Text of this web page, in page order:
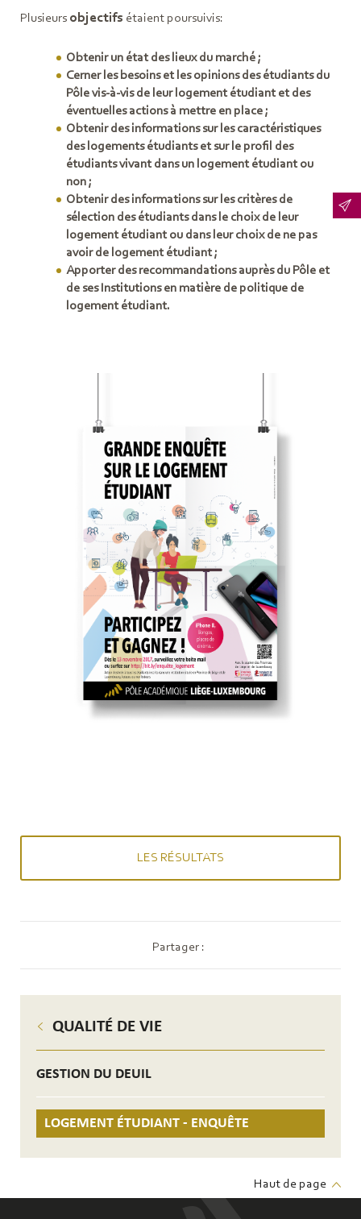
QUALITÉ DE VIE
GESTION DU DEUIL
LOGEMENT ÉTUDIANT - ENQUÊTE
Plusieurs objectifs étaient poursuivis:
Obtenir un état des lieux du marché ;
Cerner les besoins et les opinions des étudiants du
Pôle vis-à-vis de leur logement étudiantet des
éventuelles actions à mettre en place ;
Obtenir des informations sur les caractéristiques
des logements étudiants et sur le profil des
étudiants vivant dans un logement étudiant ou
non ;
Obtenir des informations sur les critères de
sélection des étudiants dans le choix de leur
logement étudiant ou dans leur choix de ne pas
avoir de logement étudiant ;
Apporter des recommandations auprès du Pôle et
de ses Institutions en matière de politique de
logement étudiant.
LES RÉSULTATS
Partager :
Haut de page